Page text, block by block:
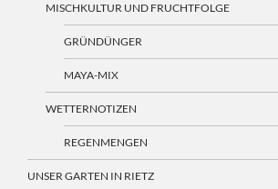
MISCHKULTUR UND FRUCHTFOLGE
GRÜNDÜNGER
MAYA-MIX
WETTERNOTIZEN
REGENMENGEN
UNSER GARTEN IN RIETZ